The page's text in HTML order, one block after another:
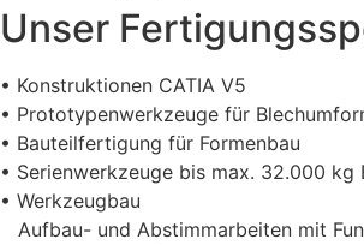
Unser
• Konstruktionen CATIA V5
• Prototypenwerkzeuge für
• Bauteilfertigung für Formenbau
• Serienwerkzeuge bis max. 32.000 kg
• Werkzeugbau
Aufbau- und Abstimmarbeiten mit